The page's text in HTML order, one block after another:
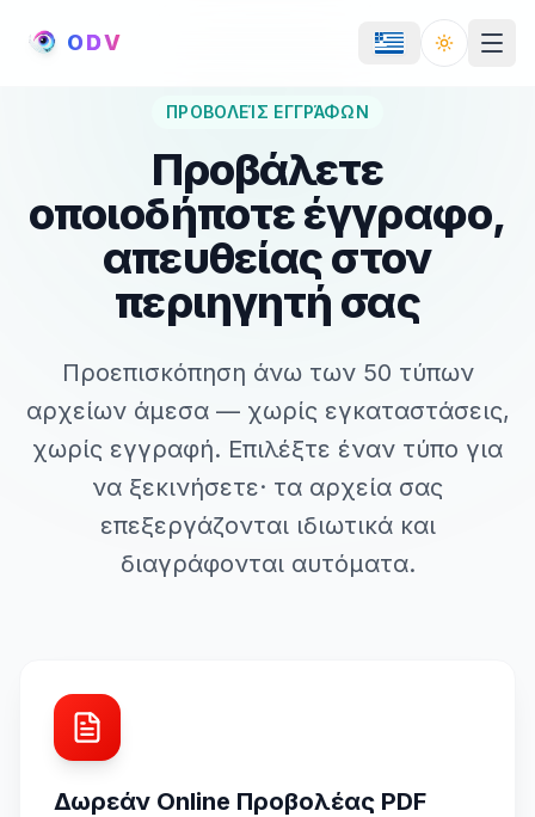
ODV Toggle
ΠΡΟΒΟΛΕΊΣ ΕΓΓΡΆΦΩΝ
Προβάλετε
οποιοδήποτε έγγραφο,
απευθείας στον
περιηγητή σας
Προεπισκόπηση άνω των 50 τύπων
αρχείων άμεσα — χωρίς εγκαταστάσεις,
χωρίς εγγραφή. Επιλέξτε έναν τύπο για
να ξεκινήσετε· τα αρχεία σας
επεξεργάζονται ιδιωτικά και
διαγράφονται αυτόματα.
Δωρεάν Online Προβολέας PDF